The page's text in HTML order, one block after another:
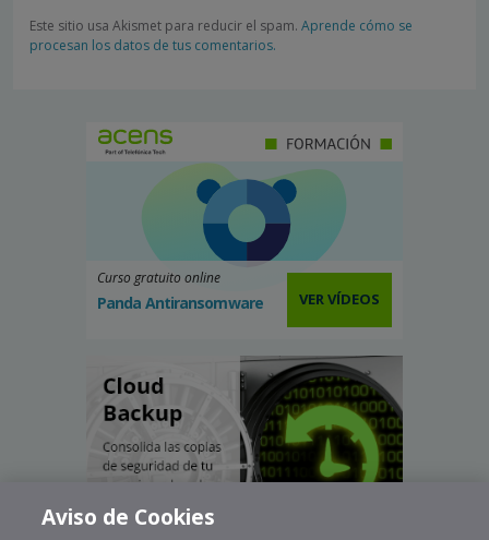
Este sitio usa Akismet para reducir el spam. Aprende cómo se
procesan los datos de tus comentarios.
Curso gratuito online
Panda Antiransomware VER VÍDEOS
Aviso de Cookies